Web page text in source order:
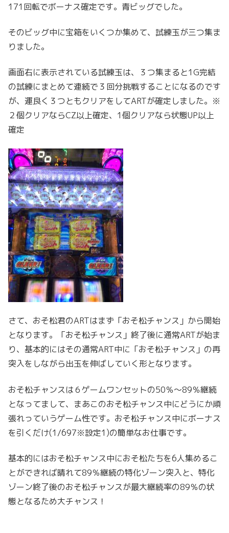
171回転でボーナス確定です。青ビッグでした。
そのビッグ中に宝箱をいくつか集めて、試練玉が三つ集ま
りました。
画面右に表示されている試練玉は、３つ集まると1G完結
の試練にまとめて連続で３回分挑戦することになるのです
が、運良く３つともクリアをしてARTが確定しました。※
２個クリアならCZ以上確定、1個クリアなら状態UP以上
確定
さて、おそ松君のARTはまず「おそ松チャンス」から開始
となります。「おそ松チャンス」終了後に通常ARTが始ま
り、基本的にはその通常ART中に「おそ松チャンス」の再
突入をしながら出玉を伸ばしていく形となります。
おそ松チャンスは６ゲームワンセットの50％～89％継続
となってまして、まあこのおそ松チャンス中にどうにか頑
張れっていうゲーム性です。おそ松チャンス中にボーナス
を引くだけ(1/697※設定1)の簡単なお仕事です。
基本的にはおそ松チャンス中におそ松たちを6人集めるこ
とができれば晴れて89％継続の特化ゾーン突入と、特化
ゾーン終了後のおそ松チャンスが最大継続率の89％の状
態となるため大チャンス！